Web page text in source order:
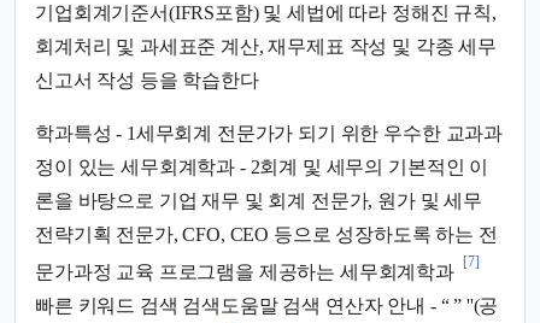
기업회계기준서(IFRS포함) 및 세법에 따라 정해진 규칙,
회계처리 및 과세표준 계산, 재무제표 작성 및 각종 세무
신고서 작성 등을 학습한다
학과특성 - 1세무회계 전문가가 되기 위한 우수한 교과과
정이 있는 세무회계학과 - 2회계 및 세무의 기본적인 이
론을 바탕으로 기업 재무 및 회계 전문가, 원가 및 세무
전략기획 전문가, CFO, CEO 등으로 성장하도록 하는 전
문가과정 교육 프로그램을 제공하는 세무회계학과
[7]
빠른 키워드 검색 검색도움말 검색 연산자 안내 - “ ” ''(공